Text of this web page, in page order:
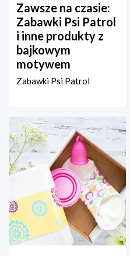
Zawsze na czasie:
Zabawki Psi Patrol
i inne produkty z
bajkowym
motywem
Zabawki Psi Patrol